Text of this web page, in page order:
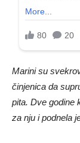
Marini su
činjenica da
pita. Dve godine
za nju i podnela